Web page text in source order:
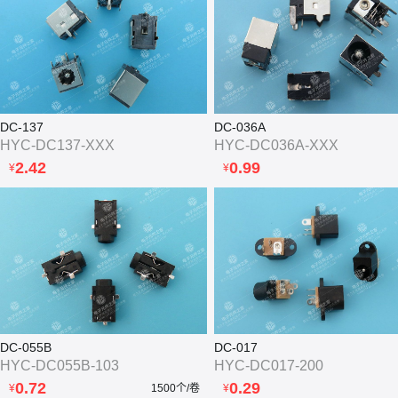
DC-137
HYC-DC137-XXX
¥2.42
DC-036A
HYC-DC036A-XXX
¥0.99
DC-055B
HYC-DC055B-103
¥0.72 1500个/卷
DC-017
HYC-DC017-200
¥0.29